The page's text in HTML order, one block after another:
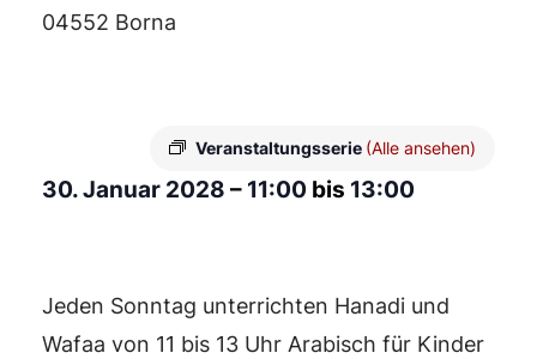
04552 Borna
Veranstaltungsserie (Alle ansehen)
30. Januar 2028 – 11:00 bis 13:00
Jeden Sonntag unterrichten Hanadi und
Wafaa von 11 bis 13 Uhr Arabisch für Kinder